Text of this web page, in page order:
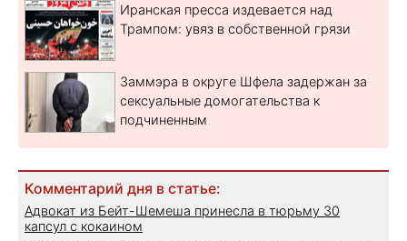
Иранская пресса издевается над
Трампом: увяз в собственной грязи
Заммэра в округе Шфела задержан за
сексуальные домогательства к
подчиненным
Комментарий дня в статье:
Адвокат из Бейт-Шемеша принесла в тюрьму 30
капсул с кокаином